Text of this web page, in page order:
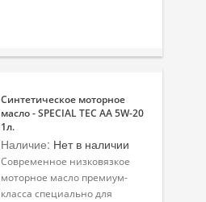
Синтетическое моторное
масло - SPECIAL TEC AA 5W-20
1л.
Наличие: Нет в наличии
Современное низковязкое
моторное масло премиум-
класса специально для